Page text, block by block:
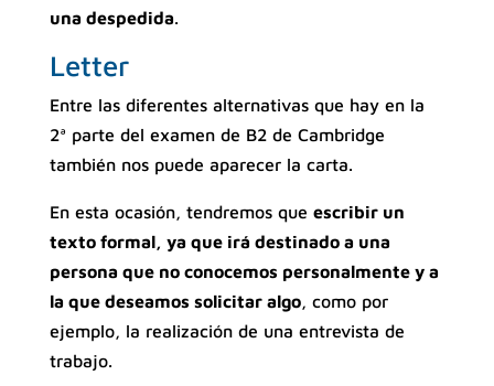
una despedida.
Letter
Entre las diferentes alternativas que hay en la
2ª parte del examen de B2 de Cambridge
también nos puede aparecer la carta.
En esta ocasión, tendremos que escribir un
texto formal, ya que irá destinado a una
persona que no conocemos personalmente y a
la que deseamos solicitar algo, como por
ejemplo, la realización de una entrevista de
trabajo.